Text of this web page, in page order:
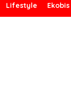
Lifestyle Ekobis